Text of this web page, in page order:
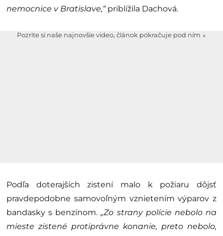
nemocnice v Bratislave,“priblížila Dachová.
Pozrite si naše najnovšie video, článok pokračuje pod ním ↓
Podľa doterajších zistení malo k požiaru dôjsť
pravdepodobne samovoľným vznietením výparov z
bandasky s benzínom.„Zo strany polície nebolo na
mieste zistené protiprávne konanie, preto nebolo,